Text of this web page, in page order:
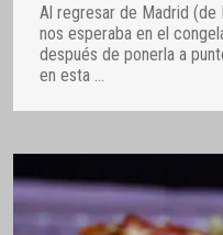
Al regresar de Madrid (de
nos esperaba en el
después de ponerla a
en esta